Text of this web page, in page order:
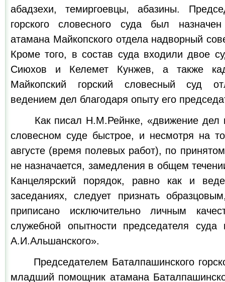
абадзехи, темиргоевцы, абазины.
горского словесного суда был
атамана Майкопского отдела надворный
Кроме того, в состав суда входили двое
Сиюхов и Келемет Кунжев, а также
Майкопский горский словесный суд
ведением дел благодаря опыту его
Как писал Н.М.Рейнке, «движение дел в
словесном суде быстрое, и несмотря на
августе (время полевых работ), по
не назначается, замедления в общем
Канцелярский порядок, равно как и
заседаниях, следует признать
приписано исключительно личным
служебной опытности председателя суда
А.И.Альшанского».
Председателем Баталпашинского
младший помощник атамана